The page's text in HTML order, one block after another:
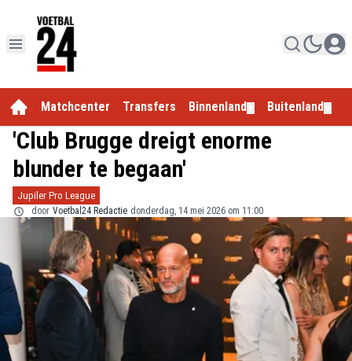
Matchcenter Transfers Binnenland Buitenland
'Club Brugge dreigt enorme
blunder te begaan'
Jupiler Pro League
door Voetbal24 Redactie donderdag, 14 mei 2026 om 11:00